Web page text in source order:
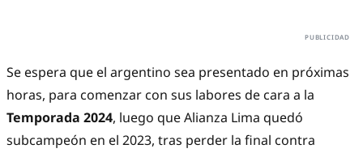
Se espera que el argentino sea presentado en próximas
horas, para comenzar con sus labores de cara a la
Temporada 2024, luego que Alianza Lima quedó
subcampeón en el 2023, tras perder la final contra